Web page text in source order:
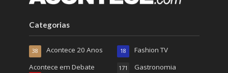
Categorias
Acontece 20 Anos
38
Acontece em Debate
Fashion TV
18
Gastronomia
171